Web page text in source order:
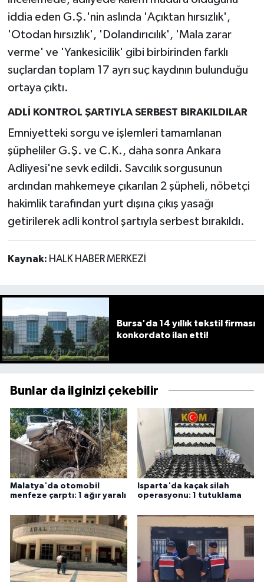
iddia eden G.Ş.'nin aslında 'Açıktan hırsızlık',
'Otodan hırsızlık', 'Dolandırıcılık', 'Mala zarar
verme' ve 'Yankesicilik' gibi birbirinden farklı
suçlardan toplam 17 ayrı suç kaydının bulunduğu
ortaya çıktı.
ADLİ KONTROL ŞARTIYLA SERBEST BIRAKILDILAR
Emniyetteki sorgu ve işlemleri tamamlanan
şüpheliler G.Ş. ve C.K., daha sonra Ankara
Adliyesi'ne sevk edildi. Savcılık sorgusunun
ardından mahkemeye çıkarılan 2 şüpheli, nöbetçi
hakimlik tarafından yurt dışına çıkış yasağı
getirilerek adli kontrol şartıyla serbest bırakıldı.
Kaynak: HALK HABER MERKEZİ
Bursa'da 14 yıllık tekstil firması
konkordato ilan etti!
Bunlar da ilginizi çekebilir
Malatya'da otomobil
menfeze çarptı: 1 ağır yaralı
Isparta'da kaçak silah
operasyonu: 1 tutuklama